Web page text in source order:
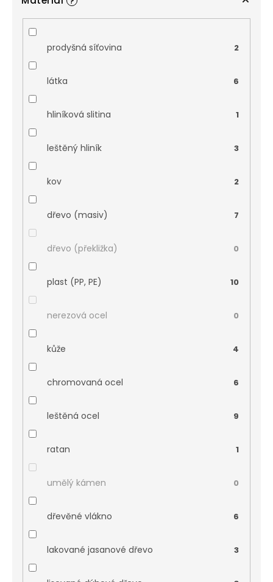
prodyšná síťovina 2
látka 6
hliníková slitina 1
leštěný hliník 3
kov 2
dřevo (masiv) 7
dřevo (překližka) 0
plast (PP, PE) 10
nerezová ocel 0
kůže 4
chromovaná ocel 6
leštěná ocel 9
ratan 1
umělý kámen 0
dřevěné vlákno 6
lakované jasanové dřevo 3